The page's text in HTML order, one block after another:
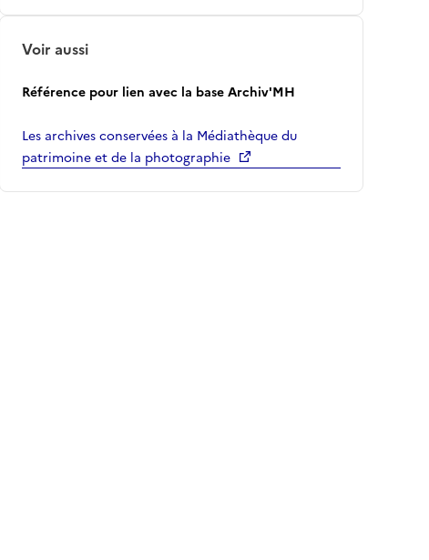
Voir aussi
Référence pour lien avec la base Archiv'MH
Les archives conservées à la Médiathèque du
patrimoine et de la photographie